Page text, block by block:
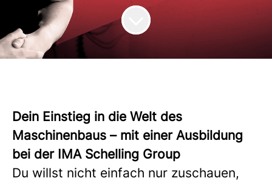
Dein Einstieg in die Welt des
Maschinenbaus – mit einer Ausbildung
bei der IMA Schelling Group
Du willst nicht einfach nur zuschauen,